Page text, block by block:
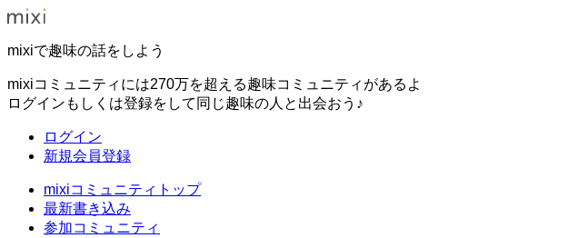
mixiで趣味の話をしよう
mixiコミュニティには270万を超える趣味コミュニティがあるよ
ログインもしくは登録をして同じ趣味の人と出会おう♪
ログイン
新規会員登録
mixiコミュニティトップ
最新書き込み
参加コミュニティ